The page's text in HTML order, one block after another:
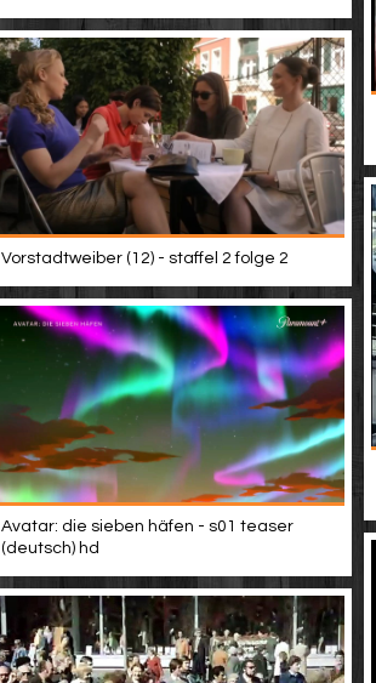
Vorstadtweiber (12) - staffel 2 folge 2
Avatar: die sieben häfen - s01 teaser
(deutsch) hd